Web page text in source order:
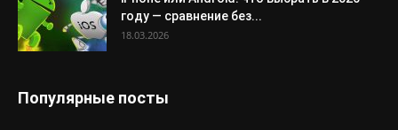
году — сравнение без...
18.03.2026
Популярные посты